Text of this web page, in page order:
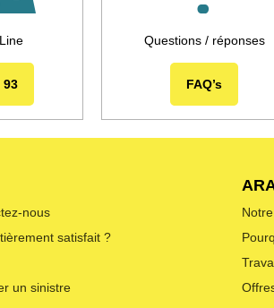
93
Questions / réponses
FAQ’s
nous
satisfait ?
un sinistre